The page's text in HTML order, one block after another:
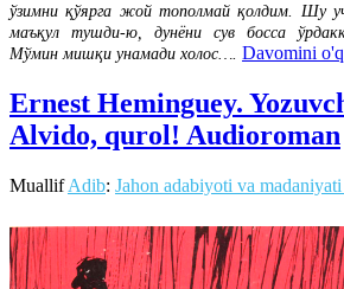
ўзимни қўярга жой тополмай қолдим. Шу
маъқул тушди-ю, дунёни сув босса
Мўмин мишқи унамади холос….
Davomini
Ernest Heminguey.
Alvido, qurol! Audioroman
MuallifAdib: Jahon adabiyoti va madaniyati